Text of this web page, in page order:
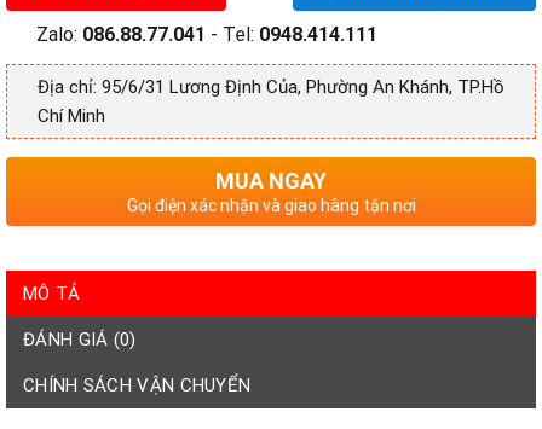
Zalo: 086.88.77.041 - Tel: 0948.414.111
Địa chỉ: 95/6/31 Lương Định Của, Phường An Khánh, TP.Hồ
Chí Minh
MUA NGAY
Gọi điện xác nhận và giao hàng tận nơi
MÔ TẢ
ĐÁNH GIÁ (0)
CHÍNH SÁCH VẬN CHUYỂN